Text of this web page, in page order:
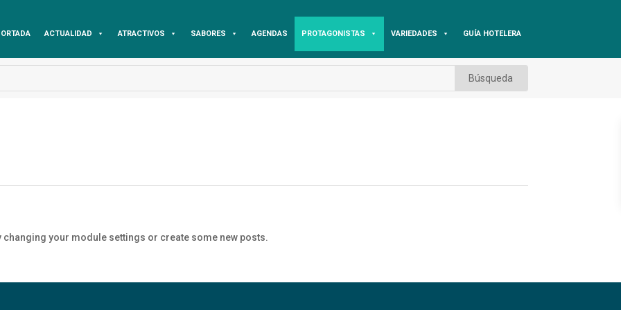
ACTUALIDAD ATRACTIVOS SABORES AGENDAS PROTAGONISTAS VARIEDADES GUÍA HOTELERA
your module settings or create some new posts.